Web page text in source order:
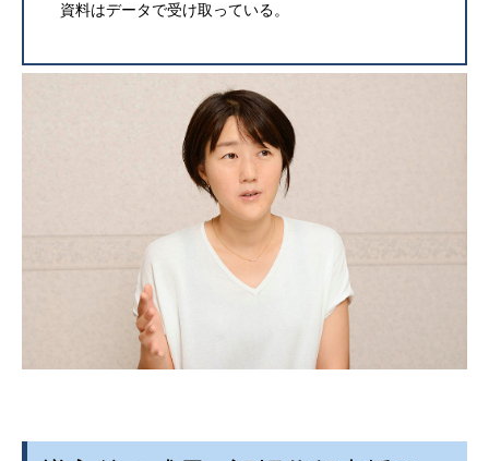
資料はデータで受け取っている。